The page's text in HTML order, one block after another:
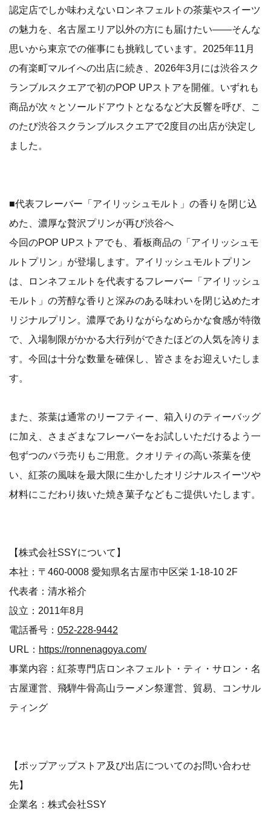
認定店でしか味わえないロンネフェルトの茶葉やスイーツ
の魅力を、名古屋エリア以外の方にも届けたい――そんな
思いから東京での催事にも挑戦しています。2025年11月
の有楽町マルイへの出店に続き、2026年3月には渋谷スク
ランブルスクエアで初のPOP UPストアを開催。いずれも
商品が次々とソールドアウトとなるなど大反響を呼び、こ
のたび渋谷スクランブルスクエアで2度目の出店が決定し
ました。
■代表フレーバー「アイリッシュモルト」の香りを閉じ込
めた、濃厚な贅沢プリンが再び渋谷へ
今回のPOP UPストアでも、看板商品の「アイリッシュモ
ルトプリン」が登場します。アイリッシュモルトプリン
は、ロンネフェルトを代表するフレーバー「アイリッシュ
モルト」の芳醇な香りと深みのある味わいを閉じ込めたオ
リジナルプリン。濃厚でありながらなめらかな食感が特徴
で、入場制限がかかる大行列ができたほどの人気を誇りま
す。今回は十分な数量を確保し、皆さまをお迎えいたしま
す。
また、茶葉は通常のリーフティー、箱入りのティーバッグ
に加え、さまざまなフレーバーをお試しいただけるよう一
包ずつのバラ売りもご用意。クオリティの高い茶葉を使
い、紅茶の風味を最大限に生かしたオリジナルスイーツや
材料にこだわり抜いた焼き菓子などもご提供いたします。
【株式会社SSYについて】
本社：〒460-0008 愛知県名古屋市中区栄 1-18-10 2F
代表者：清水裕介
設立：2011年8月
電話番号： 052-228-9442
URL： https://ronnenagoya.com/
事業内容：紅茶専門店ロンネフェルト・ティ・サロン・名
古屋運営、飛騨牛骨高山ラーメン祭運営、貿易、コンサル
ティング
【ポップアップストア及び出店についてのお問い合わせ
先】
企業名：株式会社SSY